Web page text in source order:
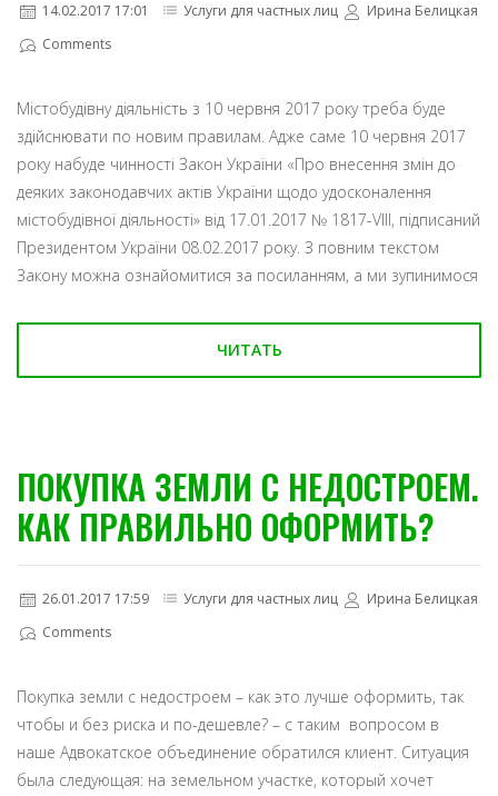
14.02.2017 17:01 Услуги для частных лиц
Ирина Белицкая
Comments
Містобудівну діяльність з 10 червня 2017 року треба буде
здійснювати по новим правилам. Адже саме 10 червня 2017
року набуде чинності Закон України «Про внесення змін до
деяких законодавчих актів України щодо удосконалення
містобудівної діяльності» від 17.01.2017 № 1817-VIII, підписаний
Президентом України 08.02.2017 року. З повним текстом
Закону можна ознайомитися за посиланням, а ми зупинимося
ЧИТАТЬ
ПОКУПКА ЗЕМЛИ С НЕДОСТРОЕМ.
КАК ПРАВИЛЬНО ОФОРМИТЬ?
26.01.2017 17:59 Услуги для частных лиц
Ирина Белицкая
Comments
Покупка земли с недостроем – как это лучше оформить, так
чтобы и без риска и по-дешевле? – с таким вопросом в
наше Адвокатское объединение обратился клиент. Ситуация
была следующая: на земельном участке, который хочет